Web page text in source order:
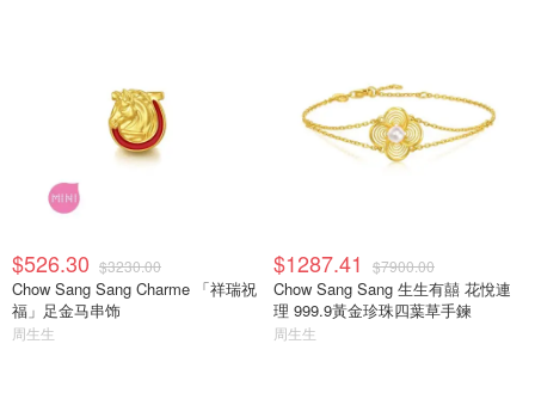
$526.30 $3230.00
Chow Sang Sang Charme 「祥瑞祝
福」足金马串饰
周生生
$1287.41 $7900.00
Chow Sang Sang 生生有囍 花悅連
理 999.9黃金珍珠四葉草手鍊
周生生